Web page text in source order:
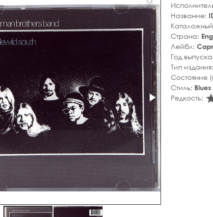
Название:
Страна:
Лейбл:
Год
Тип издания:
Состояние
Стиль:
Редкость: